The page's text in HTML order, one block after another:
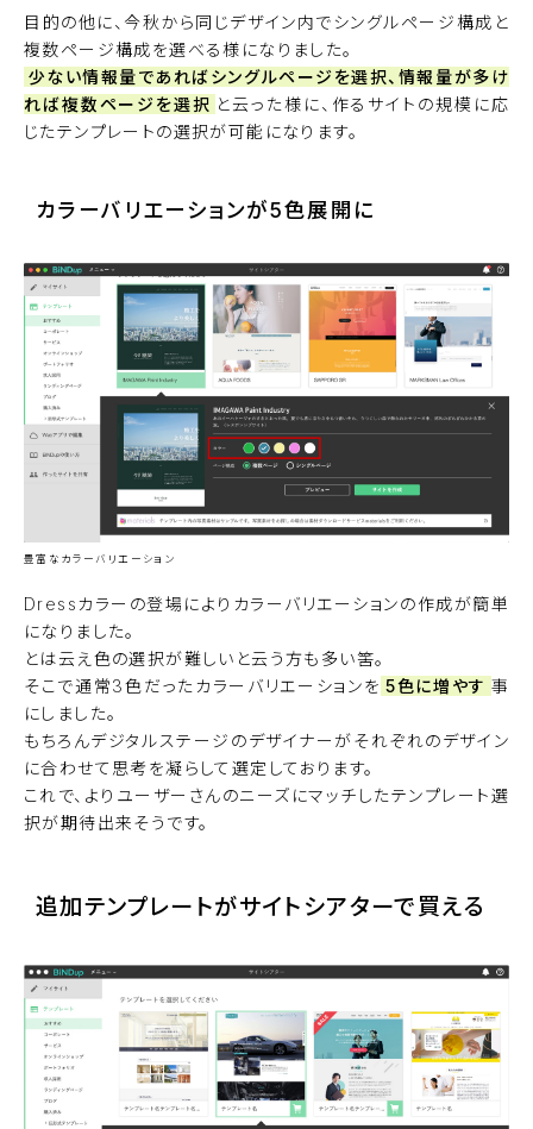
目的の他に、今秋から同じデザイン内でシングルページ構成と
複数ページ構成を選べる様になりました。
少ない情報量であればシングルページを選択、情報量が多け
れば複数ページを選択 と云った様に、作るサイトの規模に応
じたテンプレートの選択が可能になります。
カラーバリエーションが5色展開に
豊富なカラーバリエーション
Dressカラーの登場によりカラーバリエーションの作成が簡単
になりました。
とは云え色の選択が難しいと云う方も多い筈。
そこで通常3色だったカラーバリエーションを 5色に増やす 事
にしました。
もちろんデジタルステージのデザイナーがそれぞれのデザイン
に合わせて思考を凝らして選定しております。
これで、よりユーザーさんのニーズにマッチしたテンプレート選
択が期待出来そうです。
追加テンプレートがサイトシアターで買える